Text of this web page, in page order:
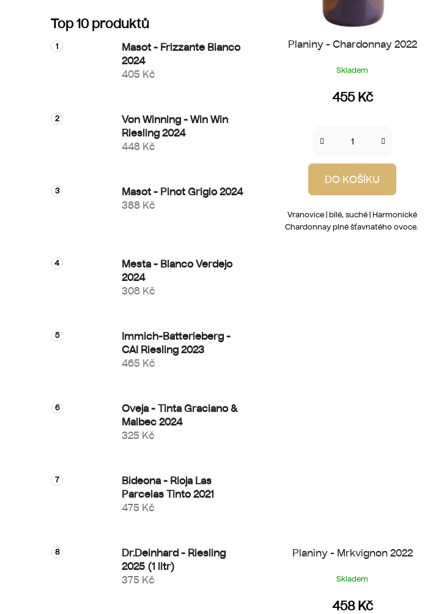
Top 10 produktů
Masot - Frizzante Bianco
2024
405 Kč
Von Winning - Win Win
Riesling 2024
448 Kč
Masot - Pinot Grigio 2024
388 Kč
Mesta - Blanco Verdejo
2024
308 Kč
Immich-Batterieberg -
CAI Riesling 2023
465 Kč
Oveja - Tinta Graciano &
Malbec 2024
325 Kč
Bideona - Rioja Las
Parcelas Tinto 2021
475 Kč
Dr.Deinhard - Riesling
2025 (1 litr)
375 Kč
Planiny - Chardonnay 2022
Skladem
455 Kč
DO KOŠÍKU
Vranovice | bílé, suché | Harmonické
Chardonnay plné šťavnatého ovoce.
Planiny - Mrkvignon 2022
Skladem
458 Kč